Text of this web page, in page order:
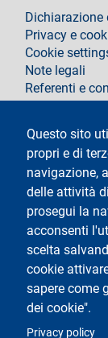
Questo sito
propri e di
navigazione,
delle attività
prosegui la
acconsenti
scelta
cookie
sapere come
dei cookie".
Privacy policy
footer
Dichiarazione
Privacy e
Cookie
Note legali
Referenti e
Testo
Università degli
Via Festa del
Tel.+39 02 5032
Posta
Logo